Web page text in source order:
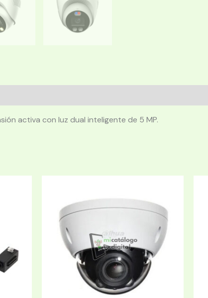
activa con luz dual inteligente de 5 MP.